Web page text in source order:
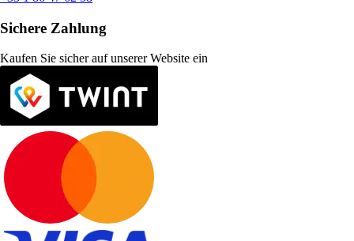
Sichere Zahlung
Kaufen Sie sicher auf unserer Website ein